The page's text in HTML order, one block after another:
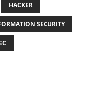
HACKER
SECURITY